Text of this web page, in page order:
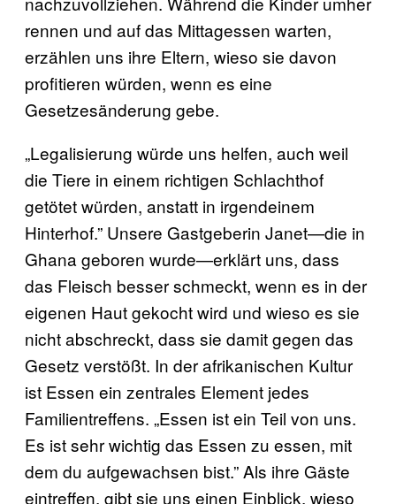
rennen und auf das Mittagessen warten,
erzählen uns ihre Eltern, wieso sie davon
profitieren würden, wenn es eine
Gesetzesänderung gebe.
„Legalisierung würde uns helfen, auch weil
die Tiere in einem richtigen Schlachthof
getötet würden, anstatt in irgendeinem
Hinterhof.” Unsere Gastgeberin Janet—die in
Ghana geboren wurde—erklärt uns, dass
das Fleisch besser schmeckt, wenn es in der
eigenen Haut gekocht wird und wieso es sie
nicht abschreckt, dass sie damit gegen das
Gesetz verstößt. In der afrikanischen Kultur
ist Essen ein zentrales Element jedes
Familientreffens. „Essen ist ein Teil von uns.
Es ist sehr wichtig das Essen zu essen, mit
dem du aufgewachsen bist.” Als ihre Gäste
eintreffen, gibt sie uns einen Einblick, wieso